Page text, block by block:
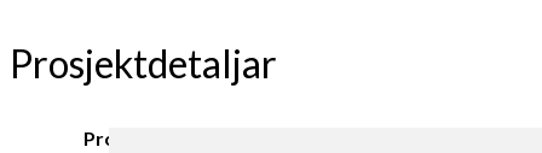
Prosjektdetaljar
Prosjekteigar: